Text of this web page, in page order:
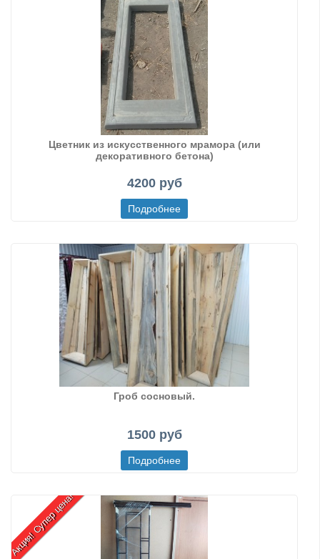
Цветник из искусственного мрамора (или
декоративного бетона)
4200 руб
Гроб сосновый.
1500 руб
Акция! Супер цена!